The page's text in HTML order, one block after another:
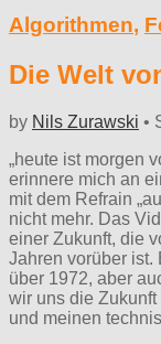
Algorithmen,
Die Welt
by Nils Zurawski •
„heute ist morgen
erinnere mich an
mit dem Refrain
nicht mehr. Das
einer Zukunft, die
Jahren vorüber ist.
über 1972, aber
wir uns die
und meinen